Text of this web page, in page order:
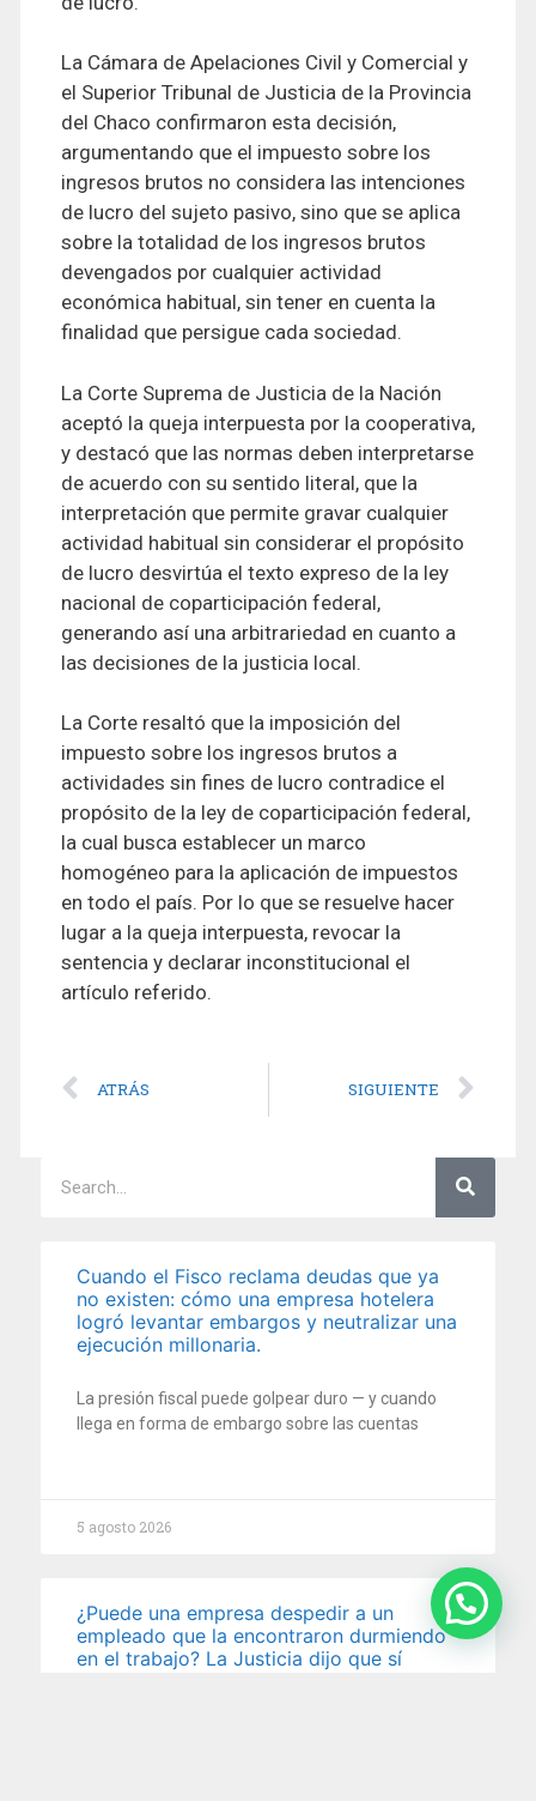
La Cámara de Apelaciones Civil y Comercial y
el Superior Tribunal de Justicia de la Provincia
del Chaco confirmaron esta decisión,
argumentando que el impuesto sobre los
ingresos brutos no considera las intenciones
de lucro del sujeto pasivo, sino que se aplica
sobre la totalidad de los ingresos brutos
devengados por cualquier actividad
económica habitual, sin tener en cuenta la
finalidad que persigue cada sociedad.
La Corte Suprema de Justicia de la Nación
aceptó la queja interpuesta por la cooperativa,
y destacó que las normas deben interpretarse
de acuerdo con su sentido literal, que la
interpretación que permite gravar cualquier
actividad habitual sin considerar el propósito
de lucro desvirtúa el texto expreso de la ley
nacional de coparticipación federal,
generando así una arbitrariedad en cuanto a
las decisiones de la justicia local.
La Corte resaltó que la imposición del
impuesto sobre los ingresos brutos a
actividades sin fines de lucro contradice el
propósito de la ley de coparticipación federal,
la cual busca establecer un marco
homogéneo para la aplicación de impuestos
en todo el país. Por lo que se resuelve hacer
lugar a la queja interpuesta, revocar la
sentencia y declarar inconstitucional el
artículo referido.
ATRÁS SIGUIENTE
Cuando el Fisco reclama deudas que ya
no existen: cómo una empresa hotelera
logró levantar embargos y neutralizar una
ejecución millonaria.
La presión fiscal puede golpear duro — y cuando
llega en forma de embargo sobre las cuentas
5 agosto 2026
¿Puede una empresa despedir a un
empleado que la encontraron durmiendo
en el trabajo? La Justicia dijo que sí